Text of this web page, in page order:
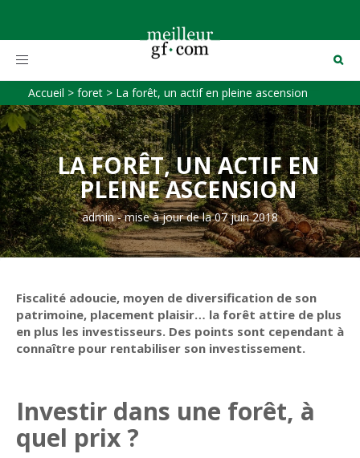
Toggle
Accueil > foret > La forêt, un actif en pleine ascension
LA FORÊT, UN ACTIF EN
PLEINE ASCENSION
admin-mise à jour de la 07 juin 2018
Fiscalité adoucie, moyen de diversification de son
patrimoine, placement plaisir… la forêt attire de plus
en plus les investisseurs. Des points sont cependant à
connaître pour rentabiliser son investissement.
Investir dans une forêt, à
quel prix ?